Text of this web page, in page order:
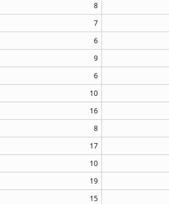
8
7
6
9
6
10
16
8
17
10
19
15